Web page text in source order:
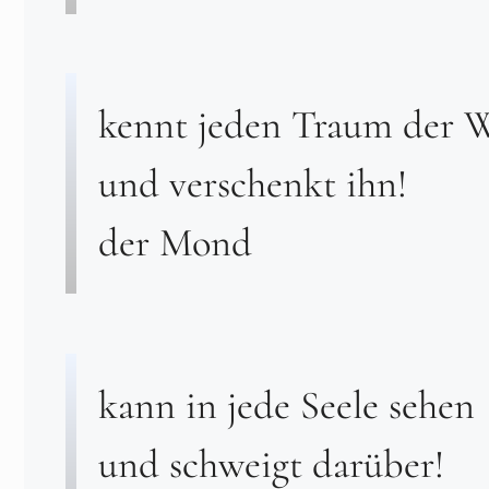
kennt jeden Traum der
und verschenkt ihn!
der Mond
kann in jede Seele sehen
und schweigt darüber!